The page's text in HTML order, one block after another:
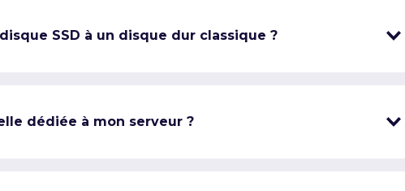
SSD à un disque dur classique ?
dédiée à mon serveur ?